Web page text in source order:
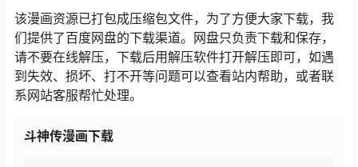
该漫画资源已打包成压缩包文件，为了方便大家下载，我
们提供了百度网盘的下载渠道。网盘只负责下载和保存，
请不要在线解压，下载后用解压软件打开解压即可，如遇
到失效、损坏、打不开等问题可以查看站内帮助，或者联
系网站客服帮忙处理。
斗神传漫画下载